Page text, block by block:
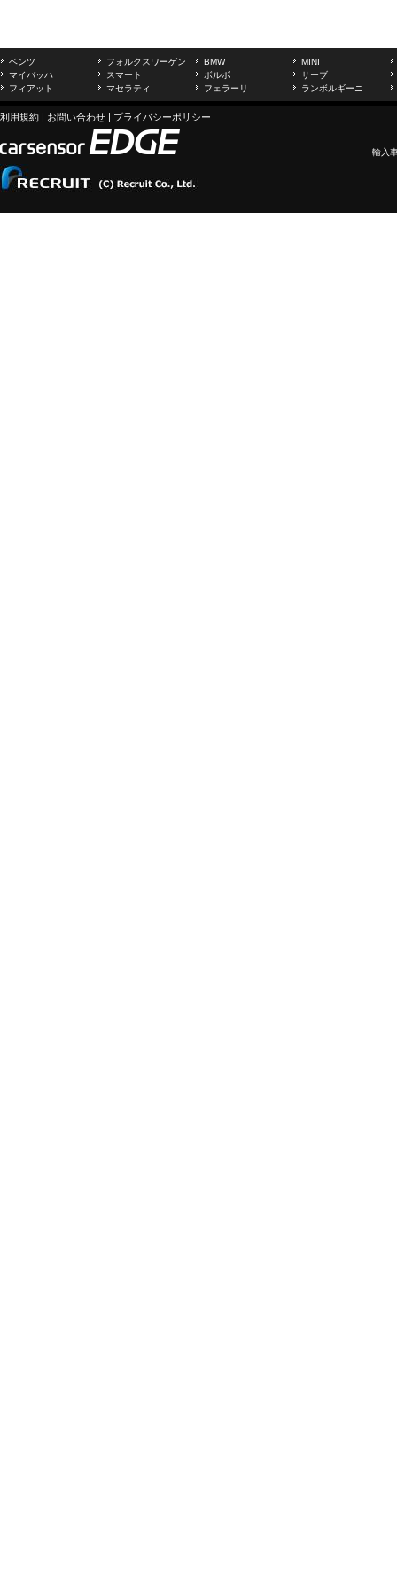
ベンツ フォルクスワーゲン BMW
MINI
マイバッハ
スマート ボルボ
サーブ
フィアット
マセラティ フェラーリ ランボルギーニ
利用規約 | お問い合わせ | プライバシーポリシー
輸入